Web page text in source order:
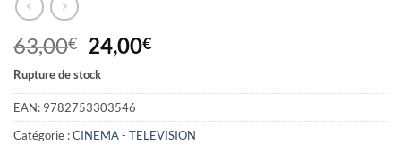
63,00€ Le
prix
initial
était :
63,00€.
24,00€Le
actuel
24,00€.
Rupture de stock
EAN: 9782753303546
Catégorie :CINEMA - TELEVISION